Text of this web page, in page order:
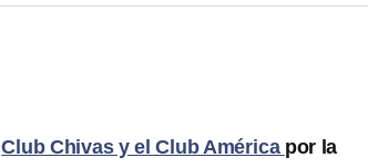
Club Chivas y el Club América por la